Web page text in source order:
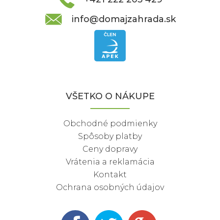
info@domajzahrada.sk
VŠETKO O NÁKUPE
Obchodné podmienky
Spôsoby platby
Ceny dopravy
Vrátenia a reklamácia
Kontakt
Ochrana osobných údajov